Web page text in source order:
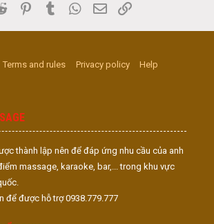
Reddit PinterestTumblr WhatsApp
Email
Terms and rules Privacy policy
Help
thành lập nên để đáp ứng nhu cầu của anh
massage, karaoke, bar,... trong khu vực
để được hỗ trợ 0938.779.777